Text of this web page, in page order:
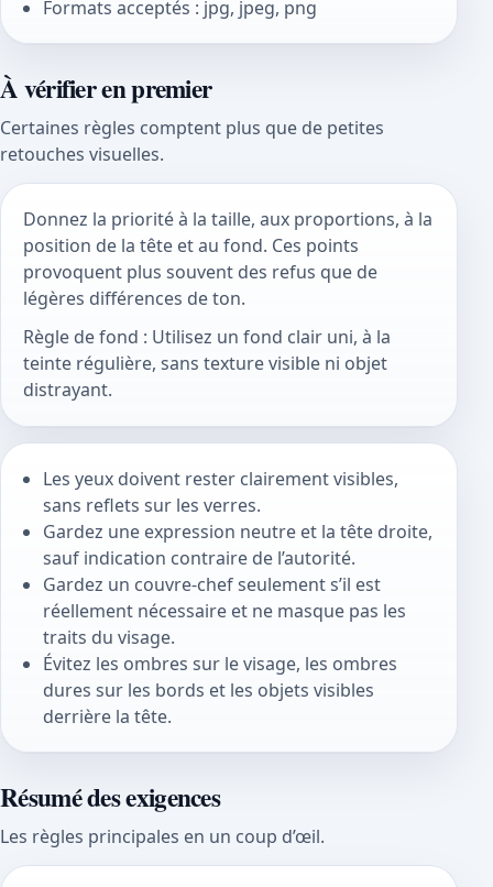
Formats acceptés : jpg, jpeg, png
À vérifier en premier
Certaines règles comptent plus que de petites
retouches visuelles.
Donnez la priorité à la taille, aux proportions, à la
position de la tête et au fond. Ces points
provoquent plus souvent des refus que de
légères différences de ton.
Règle de fond : Utilisez un fond clair uni, à la
teinte régulière, sans texture visible ni objet
distrayant.
Les yeux doivent rester clairement visibles,
sans reflets sur les verres.
Gardez une expression neutre et la tête droite,
sauf indication contraire de l’autorité.
Gardez un couvre-chef seulement s’il est
réellement nécessaire et ne masque pas les
traits du visage.
Évitez les ombres sur le visage, les ombres
dures sur les bords et les objets visibles
derrière la tête.
Résumé des exigences
Les règles principales en un coup d’œil.